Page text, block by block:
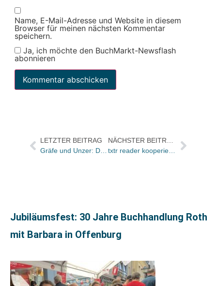
Name, E-Mail-Adresse und Website in diesem
Browser für meinen nächsten Kommentar
speichern.
Ja, ich möchte den BuchMarkt-Newsflash
abonnieren
LETZTER BEITRAG
Gräfe und Unzer: Der Diätratgeber „Schlank im Schlaf“ hat sich zusammen mit seinen Schwestertiteln über eine Million Mal verkauft.
Jubiläumsfest: 30 Jahre Buchhandlung Roth
mit Barbara in Offenburg